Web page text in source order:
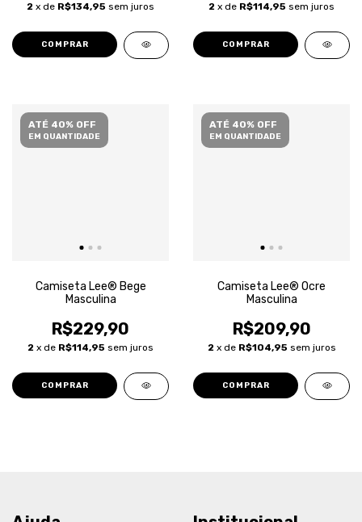
2 x de R$134,95 sem juros
COMPRAR
2 x de R$114,95 sem juros
COMPRAR
ATÉ 40% OFF
EM QUANTIDADE
Camiseta Lee® Bege
Masculina
R$229,90
2 x de R$114,95 sem juros
COMPRAR
ATÉ 40% OFF
EM QUANTIDADE
Camiseta Lee® Ocre
Masculina
R$209,90
2 x de R$104,95 sem juros
COMPRAR